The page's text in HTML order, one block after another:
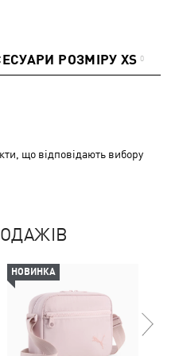
РОЗМІРУ XS 0
що відповідають вибору
НОВИНКА